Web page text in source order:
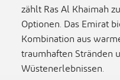
zählt Ras Al Khaimah
Optionen. Das Emirat
Kombination aus
traumhaften Stränden
Wüstenerlebnissen.